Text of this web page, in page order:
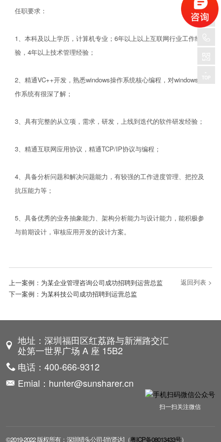
任职要求：
1、本科及以上学历，计算机专业；6年以上以上互联网行业工作经
验，4年以上技术管理经验；
2、精通VC++开发，熟悉windows操作系统核心编程，对windows操
作系统有很深了解；
3、具有完整的从立项，需求，研发，上线到迭代的软件研发经验；
3、精通互联网应用协议，精通TCP/IP协议与编程；
4、具备分析问题和解决问题能力，有较强的工作进度管理、把控及
抗压能力等；
5、具备优秀的业务抽象能力、架构分析能力与设计能力，能积极参
与前期设计，审核应用开发的设计方案。
上一案例： 为某企业管理咨询公司成功招聘到运营总监
下一案例： 为某科技公司成功招聘到运营总监
返回列表 >
地址：深圳福田区红荔路与新洲路交汇
处第一世界广场 A 座 15B2
电话：400-666-9312
Emial：hunter@sunsharer.cn
扫一扫关注微信
©2019-2022 版权所有：深圳猎头公司-[尚贤达]（粤ICP备08013433号）